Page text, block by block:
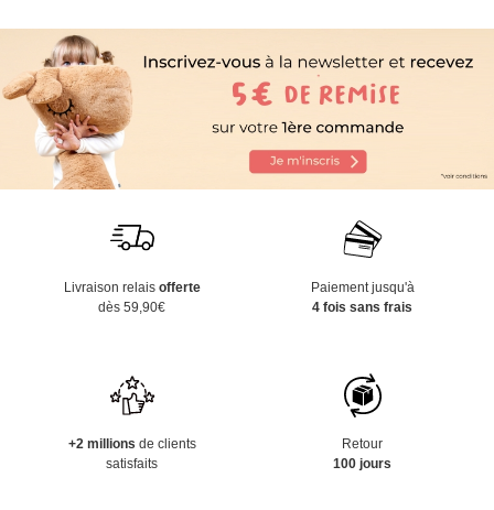
Livraison relais offerte
dès 59,90€
Paiement jusqu'à
4 fois sans frais
+2 millions de clients
satisfaits
Retour
100 jours